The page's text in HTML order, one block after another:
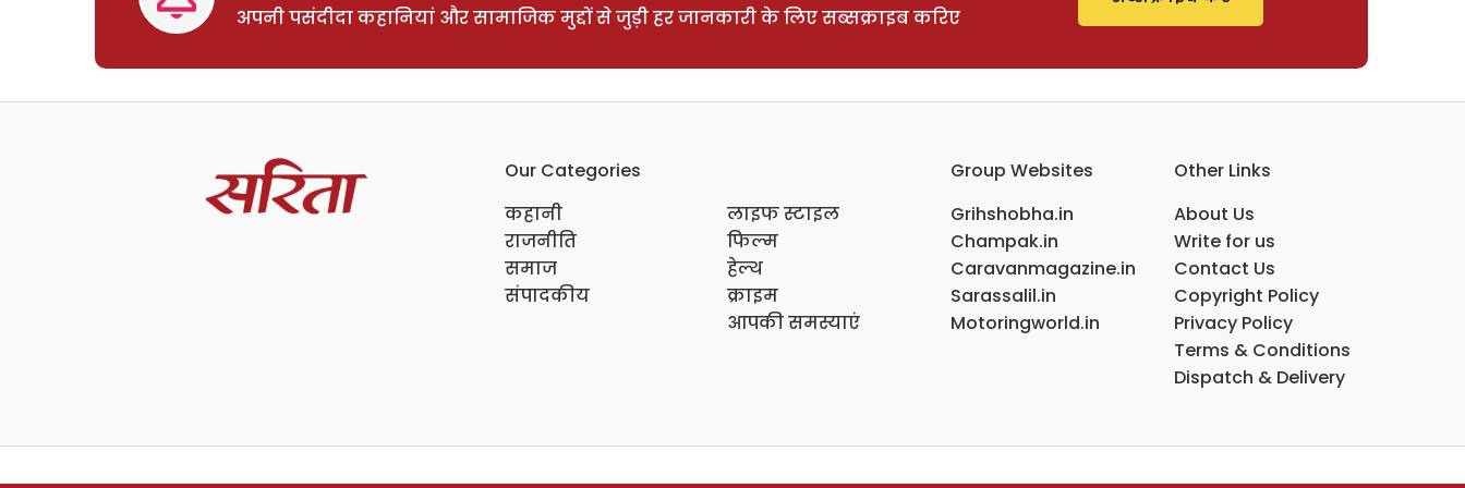
अपनी पसंदीदा कहानियां और सामाजिक मुद्दों से जुड़ी हर जानकारी के लिए सब्सक्राइब करिए
Our Categories
कहानी
राजनीति
समाज
संपादकीय
लाइफ स्टाइल
फिल्म
हेल्थ
क्राइम
आपकी समस्याएं
Group Websites
Grihshobha.in
Champak.in
Caravanmagazine.in
Sarassalil.in
Motoringworld.in
Other Links
About Us
Write for us
Contact Us
Copyright Policy
Privacy Policy
Terms & Conditions
Dispatch & Delivery